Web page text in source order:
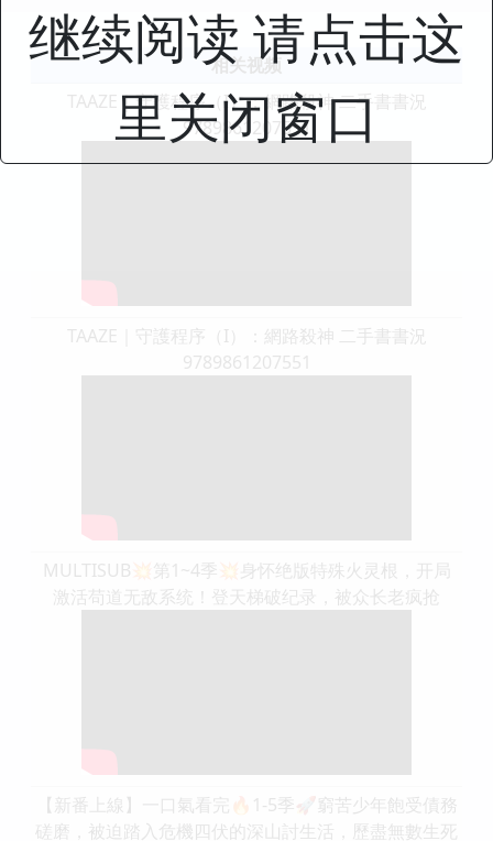
相关视频
TAAZE｜守護程序（I）：網路殺神 二手書書況
9789861207551
TAAZE｜守護程序（I）：網路殺神 二手書書況
9789861207551
MULTISUB💥第1~4季💥身怀绝版特殊火灵根，开局
激活苟道无敌系统！登天梯破纪录，被众长老疯抢
【新番上線】一口氣看完🔥1-5季🚀窮苦少年飽受債務
磋磨，被迫踏入危機四伏的深山討生活，歷盡無數生死
继续阅读 请点击这
里关闭窗口